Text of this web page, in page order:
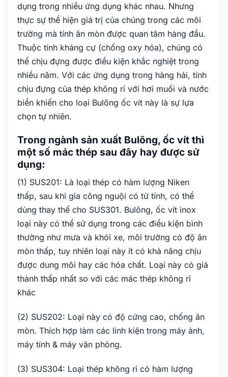
dụng trong nhiều ứng dụng khác nhau. Nhưng
thực sự thể hiện giá trị của chúng trong các môi
trường mà tính ăn mòn được quan tâm hàng đầu.
Thuộc tính kháng cự (chống oxy hóa), chúng có
thể chịu đựng được điều kiện khắc nghiệt trong
nhiều năm. Với các ứng dụng trong hàng hải, tính
chịu đựng của thép không rỉ với hơi muối và nước
biển khiến cho loại Bulông ốc vít này là sự lựa
chọn tự nhiên.
Trong ngành sản xuất Bulông, ốc vít thì
một số mác thép sau đây hay được sử
dụng:
(1) SUS201: Là loại thép có hàm lượng Niken
thấp, sau khi gia công nguội có từ tính, có thể
dùng thay thế cho SUS301. Bulông, ốc vít inox
loại này có thể sử dụng trong các điều kiện bình
thường như mưa và khói xe, môi trường có độ ăn
mòn thấp, tuy nhiên loại này ít có khả năng chịu
được dung môi hay các hóa chất. Loại này có giá
thành thấp nhất so với các mác thép không rỉ
khác
(2) SUS202: Loại này có độ cứng cao, chống ăn
mòn. Thích hợp làm các linh kiện trong máy ảnh,
máy tính & máy văn phòng.
(3) SUS304: Loại thép không rỉ có hàm lượng